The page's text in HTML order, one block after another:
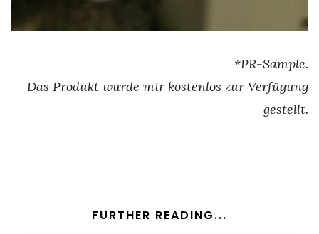
*PR-Sample.
Das Produkt wurde mir kostenlos zur Verfügung
gestellt.
FURTHER READING...